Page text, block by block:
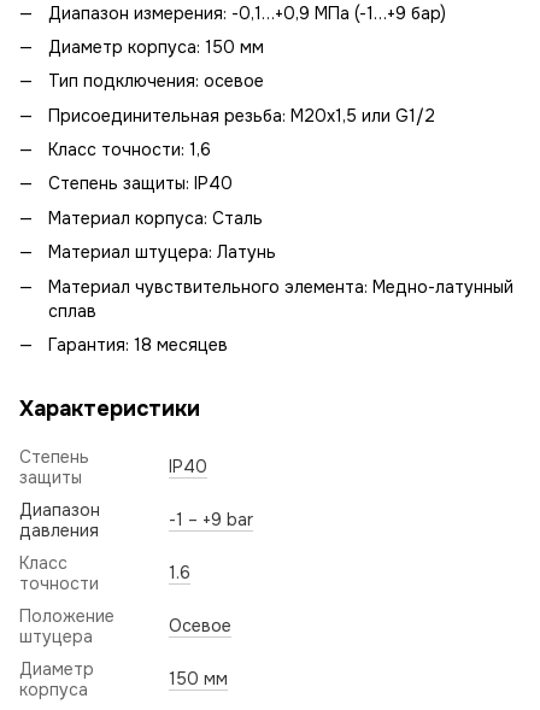
Диапазон измерения: -0,1…+0,9 МПа (-1…+9 бар)
Диаметр корпуса: 150 мм
Тип подключения: осевое
Присоединительная резьба: М20х1,5 или G1/2
Класс точности: 1,6
Степень защиты: IP40
Материал корпуса: Сталь
Материал штуцера: Латунь
Материал чувствительного элемента: Медно-латунный
сплав
Гарантия: 18 месяцев
Характеристики
Степень
защиты
IP40
Диапазон
давления
-1 – +9 bar
Класс
точности
1.6
Положение
штуцера
Осевое
Диаметр
корпуса
150 мм